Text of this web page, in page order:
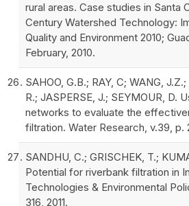
rural areas. Case studies in Santa
Century Watershed Technology:
Quality and Environment 2010;
February, 2010.
SAHOO, G.B.; RAY, C; WANG,
R.; JASPERSE, J.; SEYMOUR, D.
networks to evaluate the
filtration. Water Research, v.39, p.
SANDHU, C.; GRISCHEK, T.;
Potential for riverbank filtration in
Technologies & Environmental
316, 2011.